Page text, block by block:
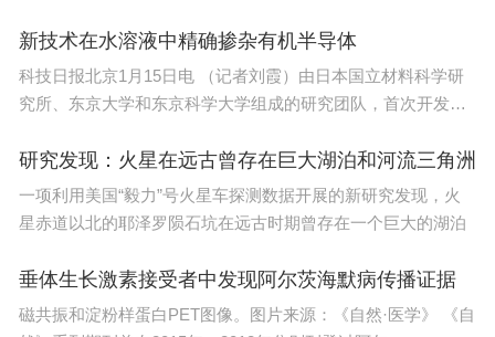
新技术在水溶液中精确掺杂有机半导体
科技日报北京1月15日电 （记者刘霞）由日本国立材料科学研
究所、东京大学和东京科学大学组成的研究团队，首次开发出
研究发现：火星在远古曾存在巨大湖泊和河流三角洲
一项利用美国“毅力”号火星车探测数据开展的新研究发现，火
星赤道以北的耶泽罗陨石坑在远古时期曾存在一个巨大的湖泊
垂体生长激素接受者中发现阿尔茨海默病传播证据
磁共振和淀粉样蛋白PET图像。图片来源：《自然·医学》 《自